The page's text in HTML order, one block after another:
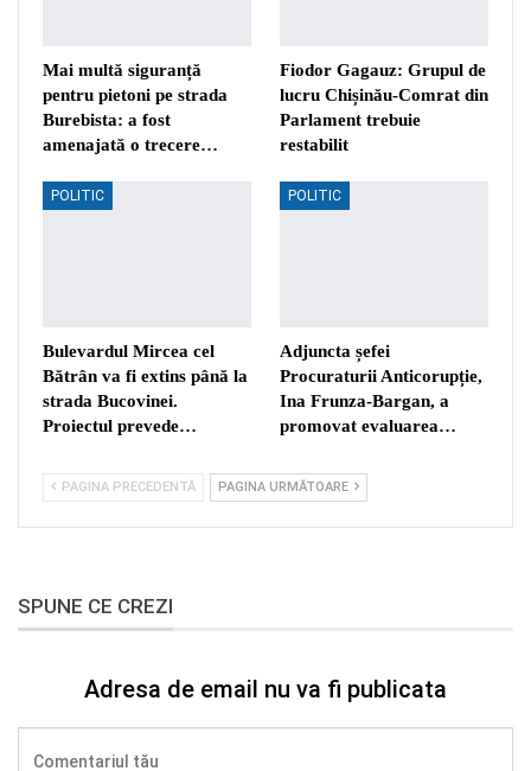
Mai multă siguranță
pentru pietoni pe strada
Burebista: a fost
amenajată o trecere…
Fiodor Gagauz: Grupul de
lucru Chișinău-Comrat din
Parlament trebuie
restabilit
POLITIC
Bulevardul Mircea cel
Bătrân va fi extins până la
strada Bucovinei.
Proiectul prevede…
POLITIC
Adjuncta șefei
Procuraturii Anticorupție,
Ina Frunza-Bargan, a
promovat evaluarea…
PAGINA PRECEDENTĂ PAGINA URMĂTOARE
SPUNE CE CREZI
Adresa de email nu va fi publicata